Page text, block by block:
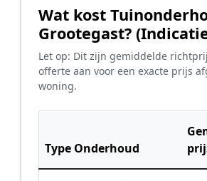
Wat kost
Grootegast?
Let op: Dit zijn gemiddelde
offerte aan voor een exacte prijs
woning.
Type Onderhoud